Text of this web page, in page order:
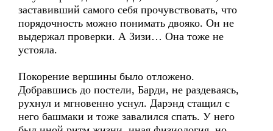
заставивший самого себя прочувствовать, что
порядочность можно понимать двояко. Он не
выдержал проверки. А Зизи… Она тоже не
устояла.
Покорение вершины было отложено.
Добравшись до постели, Барди, не раздеваясь,
рухнул и мгновенно уснул. Дарэнд стащил с
него башмаки и тоже завалился спать. У него